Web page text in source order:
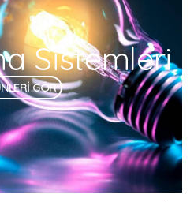
Sistemleri
GÖR